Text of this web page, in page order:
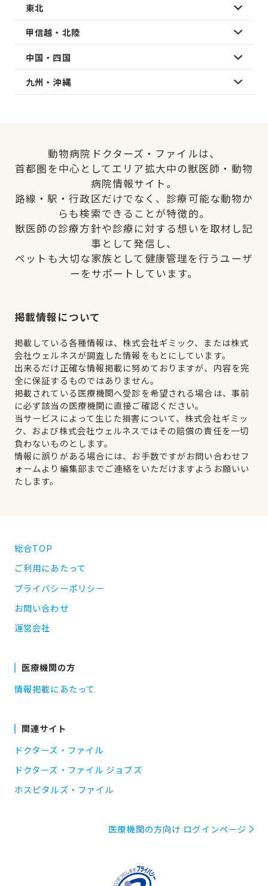
東北
甲信越・北陸
中国・四国
九州・沖縄
動物病院ドクターズ・ファイルは、
首都圏を中心としてエリア拡大中の獣医師・動物
病院情報サイト。
路線・駅・行政区だけでなく、診療可能な動物か
らも検索できることが特徴的。
獣医師の診療方針や診療に対する想いを取材し記
事として発信し、
ペットも大切な家族として健康管理を行うユーザ
ーをサポートしています。
掲載情報について
掲載している各種情報は、株式会社ギミック、または株式
会社ウェルネスが調査した情報をもとにしています。
出来るだけ正確な情報掲載に努めておりますが、内容を完
全に保証するものではありません。
掲載されている医療機関へ受診を希望される場合は、事前
に必ず該当の医療機関に直接ご確認ください。
当サービスによって生じた損害について、株式会社ギミッ
ク、および株式会社ウェルネスではその賠償の責任を一切
負わないものとします。
情報に誤りがある場合には、お手数ですがお問い合わせフ
ォームより編集部までご連絡をいただけますようお願いい
たします。
総合TOP
ご利用にあたって
プライバシーポリシー
お問い合わせ
運営会社
医療機関の方
情報掲載にあたって
関連サイト
ドクターズ・ファイル
ドクターズ・ファイル ジョブズ
ホスピタルズ・ファイル
医療機関の方向け ログインページ